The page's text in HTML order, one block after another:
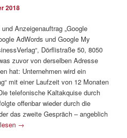
2018
Anzeigenauftrag „Google
AdWords und Google My
Dörflistraße 50, 8050
zuvor von derselben Adresse
hat: Unternehmen wird ein
mit einer Laufzeit von 12 Monaten
telefonische Kaltakquise durch
offenbar wieder durch die
das zweite Gespräch – angeblich
→